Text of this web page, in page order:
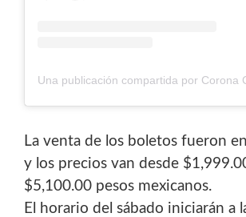
La venta de los boletos fueron en
y los precios van desde
$5,100.00 pesos mexicanos.
El horario del sábado iniciarán a